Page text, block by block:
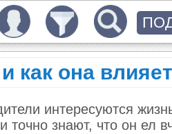
и как она
интересуются
точно знают, что он ел